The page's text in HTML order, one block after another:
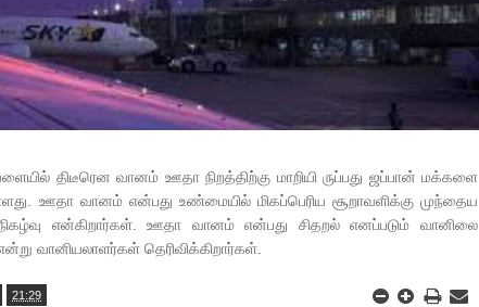
திடீரென வானம் ஊதா நிறத்திற்கு மாறியி ருப்பது ஜப்பான் மக்களை
ஊதா வானம் என்பது உண்மையில் மிகப்பெரிய சூறாவளிக்கு முந்தைய
என்கிறார்கள். ஊதா வானம் என்பது சிதறல் எனப்படும் வானிலை
வானியலாளர்கள் தெரிவிக்கிறார்கள்.
21:29